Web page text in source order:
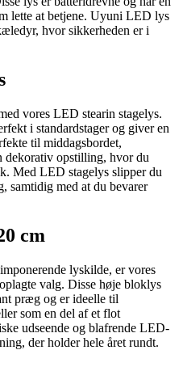
lette at betjene. Uyuni LED lys
hvor sikkerheden er i
vores LED stearin stagelys.
i standardstager og giver en
til middagsbordet,
dekorativ opstilling, hvor du
Med LED stagelys slipper du
samtidig med at du bevarer
cm
lyskilde, er vores
valg. Disse høje bloklys
præg og er ideelle til
som en del af et flot
udseende og blafrende LED-
der holder hele året rundt.